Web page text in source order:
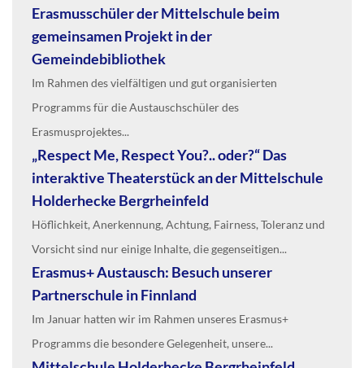
Erasmusschüler der Mittelschule beim
gemeinsamen Projekt in der
Gemeindebibliothek
Im Rahmen des vielfältigen und gut organisierten
Programms für die Austauschschüler des
Erasmusprojektes...
„Respect Me, Respect You?.. oder?“ Das
interaktive Theaterstück an der Mittelschule
Holderhecke Bergrheinfeld
Höflichkeit, Anerkennung, Achtung, Fairness, Toleranz und
Vorsicht sind nur einige Inhalte, die gegenseitigen...
Erasmus+ Austausch: Besuch unserer
Partnerschule in Finnland
Im Januar hatten wir im Rahmen unseres Erasmus+
Programms die besondere Gelegenheit, unsere...